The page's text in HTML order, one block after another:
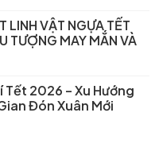
LINH VẬT NGỰA TẾT
TƯỢNG MAY MẮN VÀ
Tết 2026 – Xu Hướng
Đón Xuân Mới